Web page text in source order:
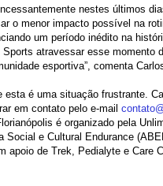
nestes últimos
o menor impacto possível na
um período inédito na
atravessar esse momento
esportiva”, comenta
esta é uma situação frustrante.
em contato pelo e-mail
é organizado pela
Social e Cultural Endurance
apoio de Trek, Pedialyte e Care